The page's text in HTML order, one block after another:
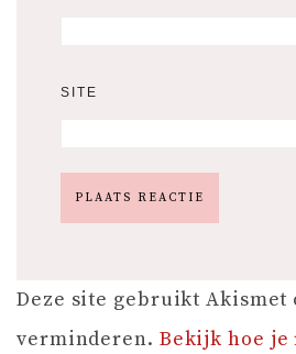
SITE
Deze site gebruikt Akismet
verminderen. Bekijk hoe je